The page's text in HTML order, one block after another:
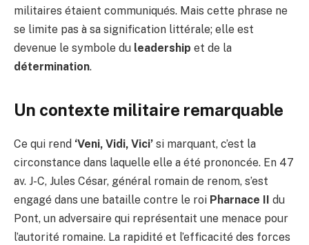
militaires étaient communiqués. Mais cette phrase ne
se limite pas à sa signification littérale; elle est
devenue le symbole du leadership et de la
détermination.
Un contexte militaire remarquable
Ce qui rend ‘Veni, Vidi, Vici’ si marquant, c’est la
circonstance dans laquelle elle a été prononcée. En 47
av. J-C, Jules César, général romain de renom, s’est
engagé dans une bataille contre le roi Pharnace II
du
Pont, un adversaire qui représentait une menace pour
l’autorité romaine. La rapidité et l’efficacité des forces